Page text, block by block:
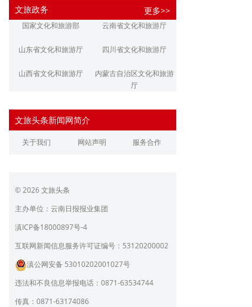
江南都市报 潇湘晨报
文旅政务 更多>>
国家文化和旅游部 云南省文化和旅游厅
山东省文化和旅游厅 四川省文化和旅游厅
山西省文化和旅游厅
内蒙古自治区文化和旅游
厅
浙江省文化和旅游厅
江西省文化和旅游厅 河南省文化和旅游厅
广东省文化和旅游厅
育厅
陕西省文化和旅游厅 甘肃省文化和旅游厅
青海省文化和旅游厅
宁夏回族自治区文化和旅
北京市文旅局
上海市文化和旅游局
文旅头条新闻网简介
关于我们 网站声明 服务合作
© 2026 文旅头条
主办单位：云南日报报业集团
滇ICP备18000897号-4
互联网新闻信息服务许可证编号：53120200002
滇公网安备 53010202001027号
违法和不良信息举报电话：0871-63534744
传真：0871-63174086